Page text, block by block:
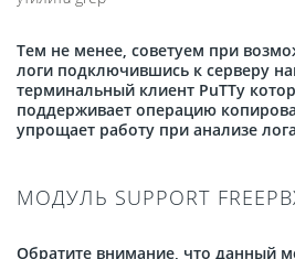
Тем не менее, советуем при
логи подключившись к серверу
терминальный клиент PuTTy
поддерживает операцию
упрощает работу при анализе
МОДУЛЬ SUPPORT
Обратите внимание, что данный